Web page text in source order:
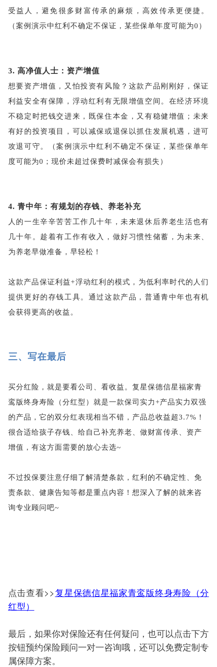
受益人，避免很多财富传承的麻烦，高效传承更便捷。
（案例演示中红利不确定不保证，某些保单年度可能为0）
3. 高净值人士：资产增值
想要资产增值，又怕投资有风险？这款产品刚刚好，保证
利益安全有保障，浮动红利有无限增值空间。在经济环境
不稳定时把钱交进来，既保住本金，又有稳健增值；未来
有好的投资项目，可以减保或退保以抓住发展机遇，进可
攻退可守。（案例演示中红利不确定不保证，某些保单年
度可能为0；现价未超过保费时减保会有损失）
4. 青中年：有规划的存钱、养老补充
人的一生辛辛苦苦工作几十年，未来退休后养老生活也有
几十年。趁着有工作有收入，做好习惯性储蓄，为未来、
为养老早做准备，早轻松！
这款产品保证利益+浮动红利的模式，为低利率时代的人们
提供更好的存钱工具。通过这款产品，普通青中年也有机
会获得更高的收益。
三、 写在最后
买分红险，就是要看公司、看收益。复星保德信星福家青
鸾版终身寿险（分红型）就是一款保司实力+产品实力双强
的产品，它的双分红表现相当不错，产品总收益超3.7%！
很合适给孩子存钱、给自己补充养老、做财富传承、资产
增值，有这方面需要的放心去选~
不过投保要注意仔细了解清楚条款，红利的不确定性、免
责条款、健康告知等都是重点内容！想深入了解的就来咨
询专业顾问吧~
点击查看>>复星保德信星福家青鸾版终身寿险（分
红型）
最后，如果你对保险还有任何疑问，也可以点击下方
按钮预约保险顾问一对一咨询哦，还可以免费定制专
属保障方案。